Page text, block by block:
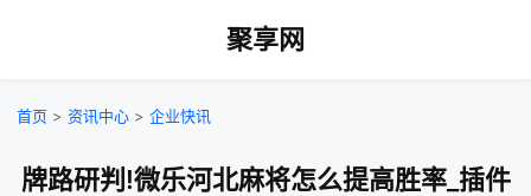
聚享网
首页 > 资讯中心 > 企业快讯
牌路研判!微乐河北麻将怎么提高胜率_插件